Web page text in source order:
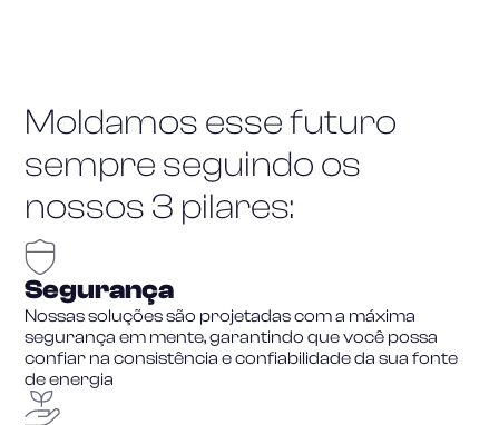
Moldamos esse futuro
sempre seguindo os
nossos 3 pilares:
Segurança
Nossas soluções são projetadas com a máxima
segurança em mente, garantindo que você possa
confiar na consistência e confiabilidade da sua fonte
de energia